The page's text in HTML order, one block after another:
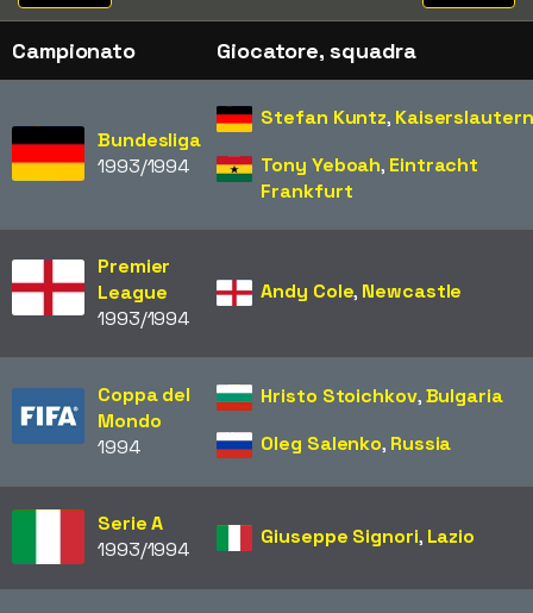
Campionato Giocatore, squadra
Bundesliga
1993/1994
Stefan Kuntz, Kaiserslautern
Tony Yeboah, Eintracht
Frankfurt
Premier
League
1993/1994
Andy Cole, Newcastle
Coppa del
Mondo
1994
Hristo Stoichkov,Bulgaria
Oleg Salenko, Russia
Serie A
1993/1994
Giuseppe Signori, Lazio